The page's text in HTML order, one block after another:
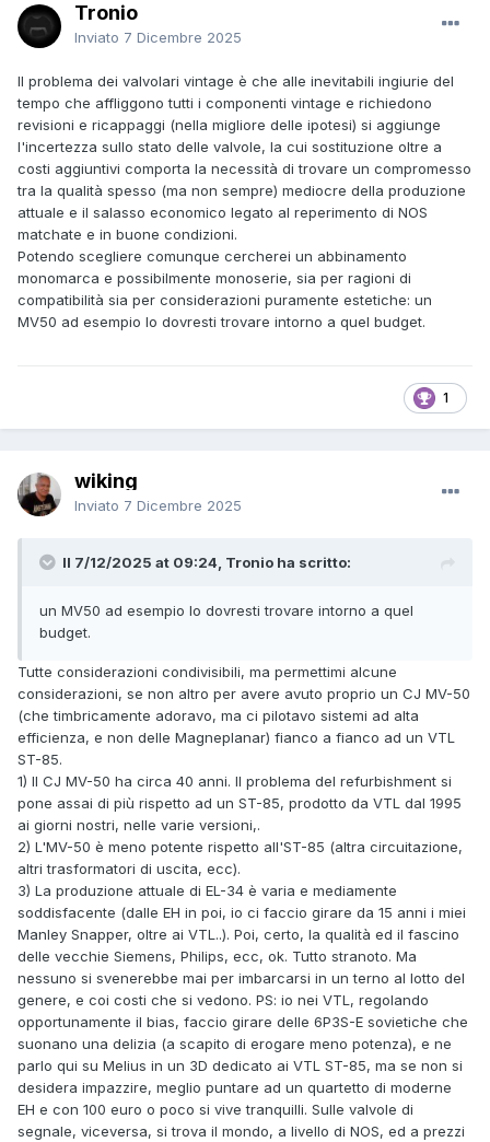
Tronio
Inviato 7 Dicembre 2025
Il problema dei valvolari vintage è che alle inevitabili ingiurie del
tempo che affliggono tutti i componenti vintage e richiedono
revisioni e ricappaggi (nella migliore delle ipotesi) si aggiunge
l'incertezza sullo stato delle valvole, la cui sostituzione oltre a
costi aggiuntivi comporta la necessità di trovare un compromesso
tra la qualità spesso (ma non sempre) mediocre della produzione
attuale e il salasso economico legato al reperimento di NOS
matchate e in buone condizioni.
Potendo scegliere comunque cercherei un abbinamento
monomarca e possibilmente monoserie, sia per ragioni di
compatibilità sia per considerazioni puramente estetiche: un
MV50 ad esempio lo dovresti trovare intorno a quel budget.
1
wiking
Inviato 7 Dicembre 2025
Il 7/12/2025 at 09:24, Tronio ha scritto:
un MV50 ad esempio lo dovresti trovare intorno a quel
budget.
Tutte considerazioni condivisibili, ma permettimi alcune
considerazioni, se non altro per avere avuto proprio un CJ MV-50
(che timbricamente adoravo, ma ci pilotavo sistemi ad alta
efficienza, e non delle Magneplanar) fianco a fianco ad un VTL
ST-85.
1) Il CJ MV-50 ha circa 40 anni. Il problema del refurbishment si
pone assai di più rispetto ad un ST-85, prodotto da VTL dal 1995
ai giorni nostri, nelle varie versioni,.
2) L'MV-50 è meno potente rispetto all'ST-85 (altra circuitazione,
altri trasformatori di uscita, ecc).
3) La produzione attuale di EL-34 è varia e mediamente
soddisfacente (dalle EH in poi, io ci faccio girare da 15 anni i miei
Manley Snapper, oltre ai VTL..). Poi, certo, la qualità ed il fascino
delle vecchie Siemens, Philips, ecc, ok. Tutto stranoto. Ma
nessuno si svenerebbe mai per imbarcarsi in un terno al lotto del
genere, e coi costi che si vedono. PS: io nei VTL, regolando
opportunamente il bias, faccio girare delle 6P3S-E sovietiche che
suonano una delizia (a scapito di erogare meno potenza), e ne
parlo qui su Melius in un 3D dedicato ai VTL ST-85, ma se non si
desidera impazzire, meglio puntare ad un quartetto di moderne
EH e con 100 euro o poco si vive tranquilli. Sulle valvole di
segnale, viceversa, si trova il mondo, a livello di NOS, ed a prezzi